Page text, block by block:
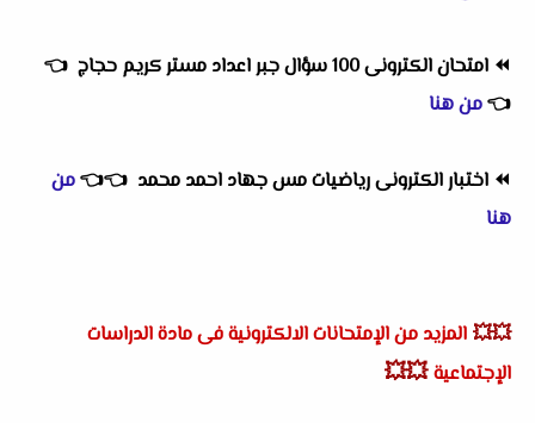
⏪ امتحان الكترونى 100 سؤال جبر اعداد مستر كريم حجاج
👈
👈من هنا
⏪ اختبار الكترونى رياضيات مس جهاد احمد محمد 👈
👈من
هنا
💥💥 المزيد من الإمتحانات الالكترونية فى مادة الدراسات
الإجتماعية 💥💥